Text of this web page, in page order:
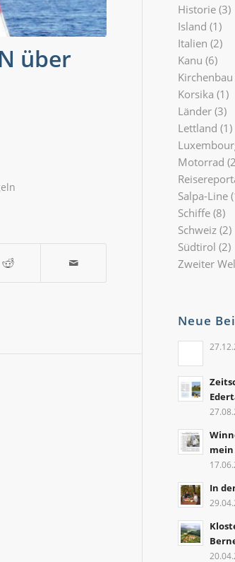
über
Historie (3)
Island (1)
Italien (2)
Kanu (6)
Kirchenbau
Korsika (1)
Länder (3)
Lettland (1)
Motorrad
Salpa-Line
Schiffe (8)
Schweiz (2)
Südtirol (2)
Zweiter
Neue
mein
In